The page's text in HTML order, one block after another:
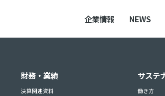
企業情報 NEWS
財務・業績
決算関連資料
サステ
働き方